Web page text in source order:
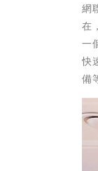
網
在
一
快
備